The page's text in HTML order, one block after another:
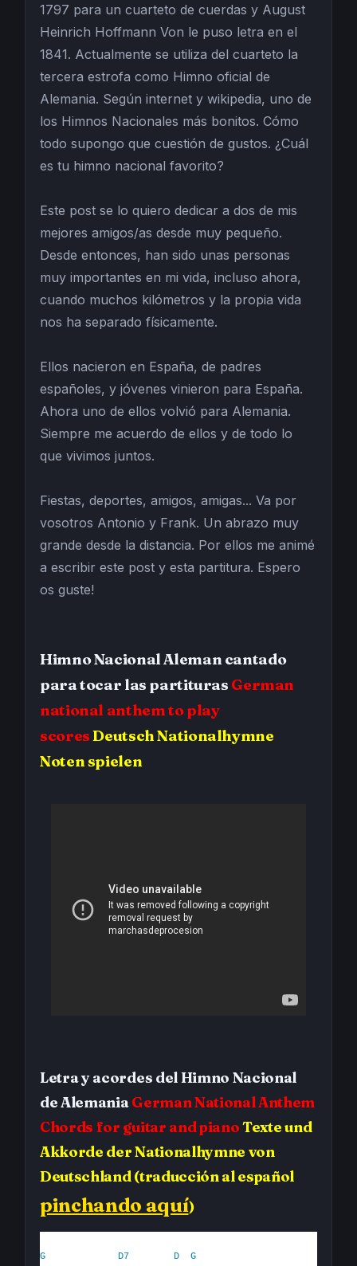
1797 para un cuarteto de cuerdas y August
Heinrich Hoffmann Von le puso letra en el
1841. Actualmente se utiliza del cuarteto la
tercera estrofa como Himno oficial de
Alemania. Según internet y wikipedia, uno de
los Himnos Nacionales más bonitos. Cómo
todo supongo que cuestión de gustos. ¿Cuál
es tu himno nacional favorito?
Este post se lo quiero dedicar a dos de mis
mejores amigos/as desde muy pequeño.
Desde entonces, han sido unas personas
muy importantes en mi vida, incluso ahora,
cuando muchos kilómetros y la propia vida
nos ha separado físicamente.
Ellos nacieron en España, de padres
españoles, y jóvenes vinieron para España.
Ahora uno de ellos volvió para Alemania.
Siempre me acuerdo de ellos y de todo lo
que vivimos juntos.
Fiestas, deportes, amigos, amigas... Va por
vosotros Antonio y Frank. Un abrazo muy
grande desde la distancia. Por ellos me animé
a escribir este post y esta partitura. Espero
os guste!
Himno Nacional Aleman cantado
para tocar las partituras German
national anthem to play
scoresDeutsch Nationalhymne
Noten spielen
Letra y acordes del Himno Nacional
de AlemaniaGerman National Anthem
Chords for guitar and pianoTexte und
Akkorde der Nationalhymne von
Deutschland(traducción al español
pinchando aquí)
G D7 D G